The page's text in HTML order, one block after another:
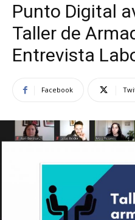
Punto Digital
Taller de
Entrevista
Facebook